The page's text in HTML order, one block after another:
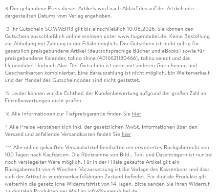
8 Der gebundene Preis dieses Artikels wird nach Ablauf des auf der Artikelseite
dargestellten Datums vom Verlag angehoben.
12 Ihr Gutschein SOMMER13 gilt bis einschließlich 10.08.2026. Sie können den
Gutschein ausschließlich online einlösen unter www.hugendubel.de. Keine Bestellung
zur Abholung mit Zahlung in der Filiale möglich. Der Gutschein ist nicht gültig für
gesetzlich preisgebundene Artikel (deutschsprachige Bücher und eBooks) sowie für
preisgebundene Kalender, tolino shine (4016621130466), tolino select und das
Hugendubel Hörbuch Abo. Der Gutschein ist nicht mit anderen Gutscheinen und
Geschenkkarten kombinierbar. Eine Barauszahlung ist nicht möglich. Ein Weiterverkauf
und der Handel des Gutscheincodes sind nicht gestattet.
15 Leider können wir die Echtheit der Kundenbewertung aufgrund der großen Zahl an
Einzelbewertungen nicht prüfen.
16 Alle Informationen zur Tiefpreisgarantie finden Sie hier
* Alle Preise verstehen sich inkl. der gesetzlichen MwSt. Informationen über den
Versand und anfallende Versandkosten finden Sie hier
*** Alle online gekauften Versandartikel beinhalten ein erweitertes Rückgaberecht von
100 Tagen nach Kaufdatum. Die Rücknahme von Bild-, Ton- und Datenträgern ist nur bei
noch versiegelter Ware möglich. Für in der Filiale gekaufte Artikel gilt ein
Rückgaberecht von 4 Wochen. Voraussetzung ist die Vorlage des Kassenbons und dass
sich der Artikel in wiederverkaufsfähigem Zustand befindet. Für digitale Produkte gilt
weiterhin die gesetzliche Widerrufsfrist von 14 Tagen. Bitte senden Sie Ihren Widerruf